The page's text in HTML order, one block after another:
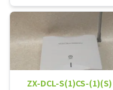
ZX-DCL-S(1)CS-(1)(S)